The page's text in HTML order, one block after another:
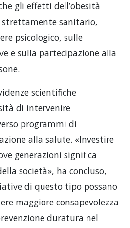
gli effetti dell’obesità
strettamente sanitario,
psicologico, sulle
e sulla partecipazione alla
scientifiche
di intervenire
programmi di
alla salute. «Investire
generazioni significa
società», ha concluso,
di questo tipo possano
maggiore consapevolezza
duratura nel